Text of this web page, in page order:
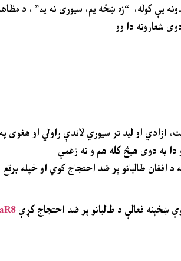
یې کوله، “زه ښځه یم، سیوری نه یم” ، د
شعارونه دا وو
او لید تر سیوري لاندې راولي او هغوی په
دا به دوی هیڅ کله هم و نه زغمي
افغان طالبانو پر ضد احتجاج کوي او خپله
ښځېنه فعالې د طالبانو پر ضد احتجاج کړې